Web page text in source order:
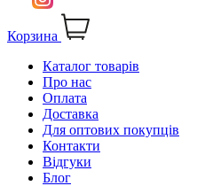
Корзина
Каталог товарів
Про нас
Оплата
Доставка
Для оптових покупців
Контакти
Відгуки
Блог